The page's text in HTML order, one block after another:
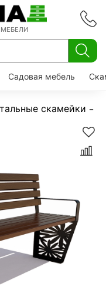
МЕБЕЛИ
Садовая мебель
скамейки